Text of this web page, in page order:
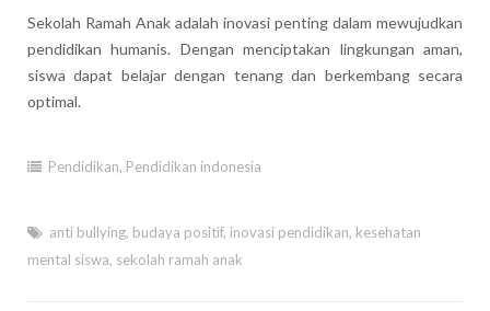
Sekolah Ramah Anak adalah inovasi penting dalam mewujudkan
pendidikan humanis. Dengan menciptakan lingkungan aman,
siswa dapat belajar dengan tenang dan berkembang secara
optimal.
Pendidikan, Pendidikan indonesia
anti bullying, budaya positif, inovasi pendidikan, kesehatan
mental siswa, sekolah ramah anak